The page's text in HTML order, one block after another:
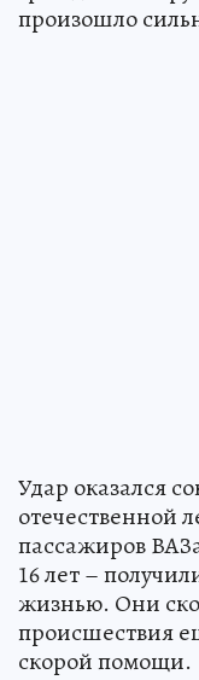
произошло
Удар оказался
отечественной
пассажиров
16 лет –
жизнью. Они
происшествия
скорой помощи.